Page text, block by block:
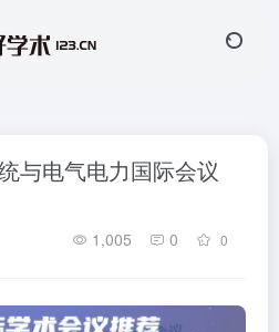
与电气电力国际会议
1,005 0 0